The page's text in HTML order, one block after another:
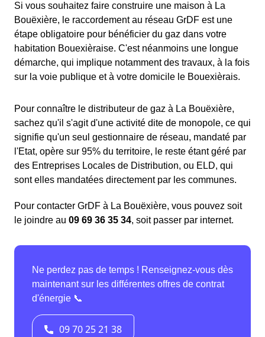
Si vous souhaitez faire construire une maison à La
Bouëxière, le raccordement au réseau GrDF est une
étape obligatoire pour bénéficier du gaz dans votre
habitation Bouexièraise. C'est néanmoins une longue
démarche, qui implique notamment des travaux, à la fois
sur la voie publique et à votre domicile le Bouexièrais.
Pour connaître le distributeur de gaz à La Bouëxière,
sachez qu'il s'agit d'une activité dite de monopole, ce qui
signifie qu'un seul gestionnaire de réseau, mandaté par
l'Etat, opère sur 95% du territoire, le reste étant géré par
des Entreprises Locales de Distribution, ou ELD, qui
sont elles mandatées directement par les communes.
Pour contacter GrDF à La Bouëxière, vous pouvez soit
le joindre au 09 69 36 35 34, soit passer par internet.